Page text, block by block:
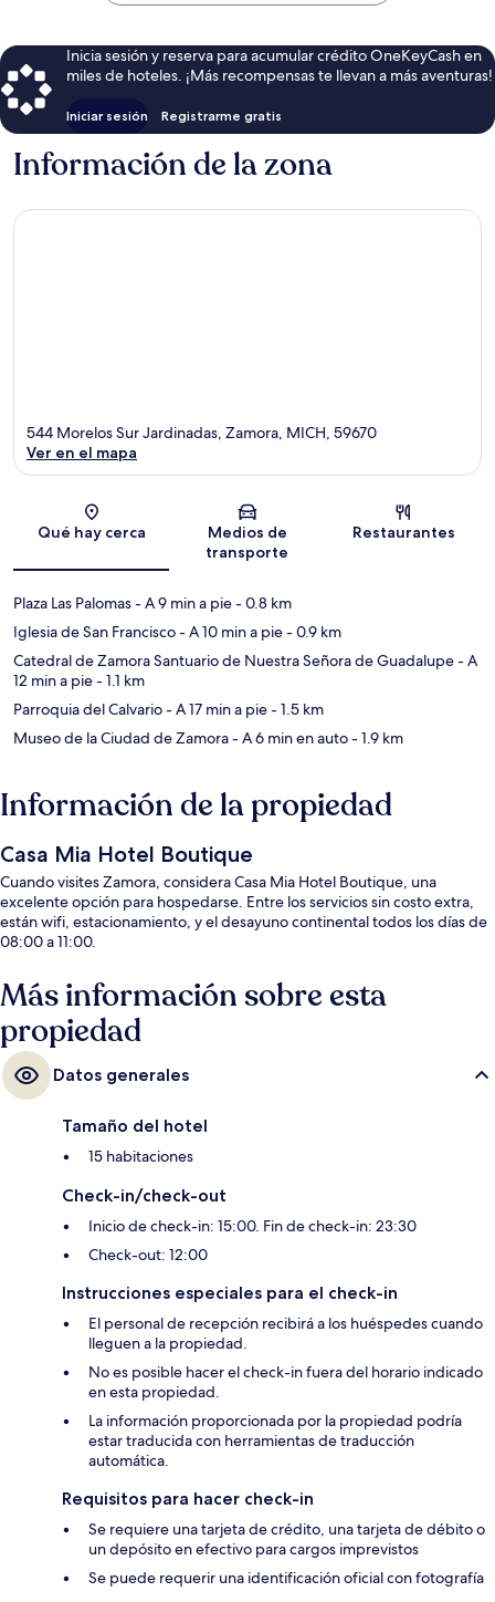
Inicia sesión y reserva para acumular crédito OneKeyCash en
miles de hoteles. ¡Más recompensas te llevan a más aventuras!
Iniciar sesión Registrarme gratis
Información de la zona
Sección del mapa
544 Morelos Sur Jardinadas, Zamora, MICH, 59670
Ver en el mapa
Qué hay cerca
Medios de
transporte
Restaurantes
Plaza Las Palomas- A 9 min a pie- 0.8 km
Iglesia de San Francisco- A 10 min a pie- 0.9 km
Catedral de Zamora Santuario de Nuestra Señora de Guadalupe- A
12 min a pie- 1.1 km
Parroquia del Calvario- A 17 min a pie- 1.5 km
Museo de la Ciudad de Zamora- A 6 min en auto- 1.9 km
Información de la propiedad
Casa Mia Hotel Boutique
Cuando visites Zamora, considera Casa Mia Hotel Boutique, una
excelente opción para hospedarse. Entre los servicios sin costo extra,
están wifi, estacionamiento, y el desayuno continental todos los días de
08:00 a 11:00.
Más información sobre esta
propiedad
Datos generales
Tamaño del hotel
15 habitaciones
Check-in/check-out
Inicio de check-in: 15:00. Fin de check-in: 23:30
Check-out: 12:00
Instrucciones especiales para el check-in
El personal de recepción recibirá a los huéspedes cuando
lleguen a la propiedad.
No es posible hacer el check-in fuera del horario indicado
en esta propiedad.
La información proporcionada por la propiedad podría
estar traducida con herramientas de traducción
automática.
Requisitos para hacer check-in
Se requiere una tarjeta de crédito, una tarjeta de débito o
un depósito en efectivo para cargos imprevistos
Se puede requerir una identificación oficial con fotografía